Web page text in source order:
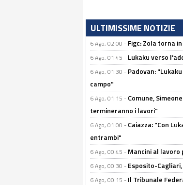
ULTIMISSIME NOTIZIE
6 Ago, 02:00 - Figc: Zola torna
6 Ago, 01:45 - Lukaku verso
6 Ago, 01:30 - Padovan:
campo"
6 Ago, 01:15 - Comune,
termineranno i lavori"
6 Ago, 01:00 - Caiazza: "Con
entrambi"
6 Ago, 00:45 - Mancini al lavoro
6 Ago, 00:30 - Esposito-
6 Ago, 00:15 - Il Tribunale